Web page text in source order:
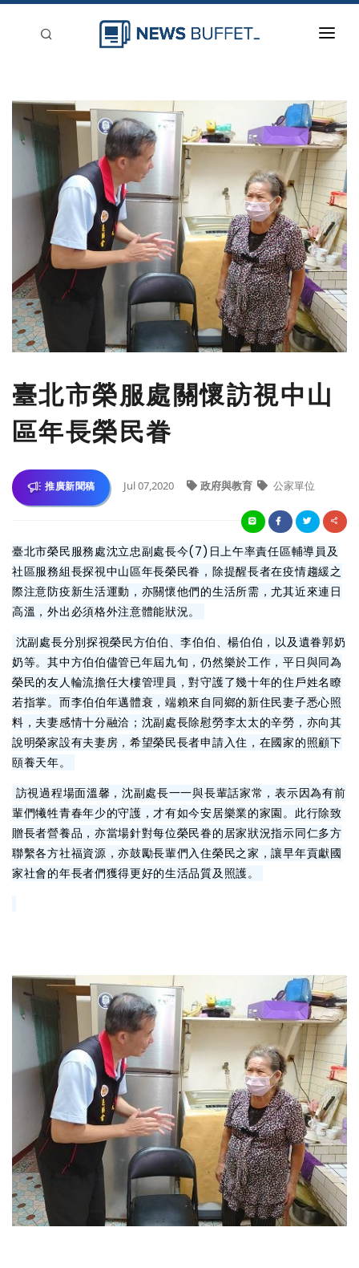
新聞稿分類
臺北市榮服處關懷訪視中山
區年長榮民眷
推廣新聞稿 Jul 07,2020 政府與教育 公家單位
臺北市榮民服務處沈立忠副處長今(7)日上午率責任區輔導員及
社區服務組長探視中山區年長榮民眷，除提醒長者在疫情趨緩之
際注意防疫新生活運動，亦關懷他們的生活所需，尤其近來連日
高溫，外出必須格外注意體能狀況。
沈副處長分別探視榮民方伯伯、李伯伯、楊伯伯，以及遺眷郭奶
奶等。其中方伯伯儘管已年屆九旬，仍然樂於工作，平日與同為
榮民的友人輪流擔任大樓管理員，對守護了幾十年的住戶姓名瞭
若指掌。而李伯伯年邁體衰，端賴來自同鄉的新住民妻子悉心照
料，夫妻感情十分融洽；沈副處長除慰勞李太太的辛勞，亦向其
說明榮家設有夫妻房，希望榮民長者申請入住，在國家的照顧下
頤養天年。
訪視過程場面溫馨，沈副處長一一與長輩話家常，表示因為有前
輩們犧牲青春年少的守護，才有如今安居樂業的家園。此行除致
贈長者營養品，亦當場針對每位榮民眷的居家狀況指示同仁多方
聯繫各方社福資源，亦鼓勵長輩們入住榮民之家，讓早年貢獻國
家社會的年長者們獲得更好的生活品質及照護。